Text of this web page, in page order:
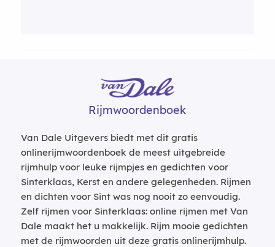
Rijmwoordenboek
Van Dale Uitgevers biedt met dit gratis
onlinerijmwoordenboek de meest uitgebreide
rijmhulp voor leuke rijmpjes en gedichten voor
Sinterklaas, Kerst en andere gelegenheden. Rijmen
en dichten voor Sint was nog nooit zo eenvoudig.
Zelf rijmen voor Sinterklaas: online rijmen met Van
Dale maakt het u makkelijk. Rijm mooie gedichten
met de rijmwoorden uit deze gratis onlinerijmhulp.